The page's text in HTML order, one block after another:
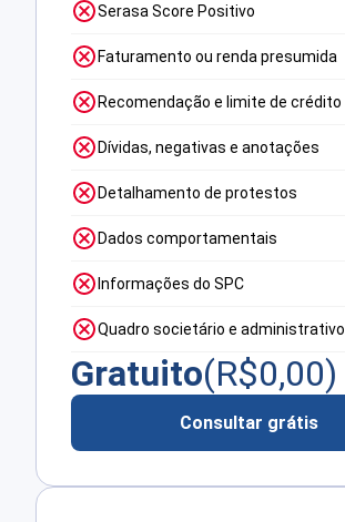
Serasa Score Positivo
Faturamento ou renda presumida
Recomendação e limite de crédito
Dívidas, negativas e anotações
Detalhamento de protestos
Dados comportamentais
Informações do SPC
Quadro societário e administrativo
Gratuito(R$0,00)
Consultar grátis